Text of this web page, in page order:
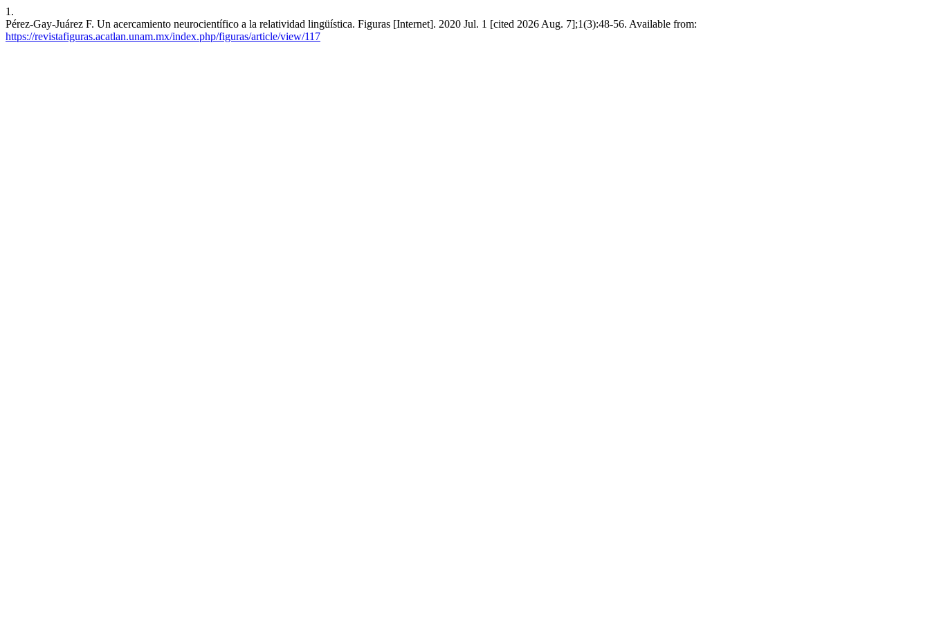
1.
Pérez-Gay-Juárez F. Un acercamiento neurocientífico a la relatividad lingüística. Figuras [Internet]. 2020 Jul. 1 [cited 2026 Aug. 7];1(3):48-56. Available from:
https://revistafiguras.acatlan.unam.mx/index.php/figuras/article/view/117